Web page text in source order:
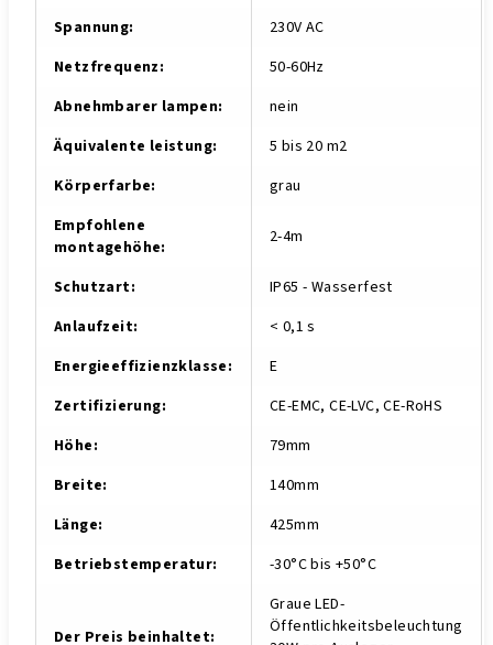
Spannung:
230V AC
Netzfrequenz:
50-60Hz
Abnehmbarer lampen:
nein
Äquivalente leistung:
5 bis 20 m2
Körperfarbe:
grau
Empfohlene
montagehöhe: 2-4m
Schutzart:
IP65 - Wasserfest
Anlaufzeit:
< 0,1 s
Energieeffizienzklasse:
E
Zertifizierung:
CE-EMC, CE-LVC, CE-RoHS
Höhe:
79mm
Breite:
140mm
Länge:
425mm
Betriebstemperatur: -30°C bis +50°C
Der Preis beinhaltet:
Graue LED-
Öffentlichkeitsbeleuchtung